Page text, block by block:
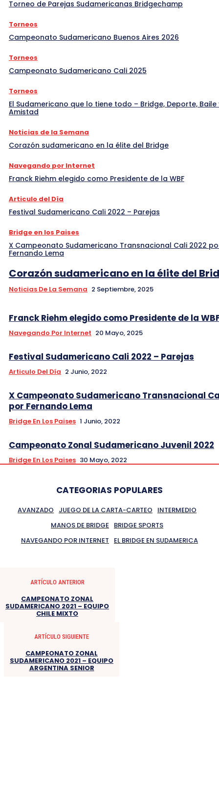
Torneo de Parejas Sudamericanas Bridgechamp
Torneos
Campeonato Sudamericano Buenos Aires 2026
Torneos
Campeonato Sudamericano Cali 2025
Torneos
El Sudamericano que lo tiene todo – Bridge, Deporte, Baile
Amistad
Noticias de la Semana
Corazón sudamericano en la élite del Bridge
Navegando por Internet
Franck Riehm elegido como Presidente de la WBF
Articulo del Día
Festival Sudamericano Cali 2022 – Parejas
Bridge en los Paises
X Campeonato Sudamericano Transnacional Cali 2022
Fernando Lema
Corazón sudamericano en la élite del
Noticias De La Semana 2 Septiembre, 2025
Franck Riehm elegido como Presidente de la
Navegando Por Internet 20 Mayo, 2025
Festival Sudamericano Cali 2022 – Parejas
Articulo Del Día 2 Junio, 2022
X Campeonato Sudamericano Transnacional
por Fernando Lema
Bridge En Los Paises 1 Junio, 2022
Campeonato Zonal Sudamericano Juvenil 2022
Bridge En Los Paises 30 Mayo, 2022
CATEGORIAS POPULARES
AVANZADO JUEGO DE LA CARTA-CARTEO
INTERMEDIO
MANOS DE BRIDGE
BRIDGE SPORTS
NAVEGANDO POR INTERNET
EL BRIDGE EN SUDAMERICA
ARTÍCULO ANTERIOR
CAMPEONATO ZONAL
SUDAMERICANO 2021 – EQUIPO
CHILE MIXTO
ARTÍCULO SIGUIENTE
CAMPEONATO ZONAL
SUDAMERICANO 2021 – EQUIPO
ARGENTINA SENIOR